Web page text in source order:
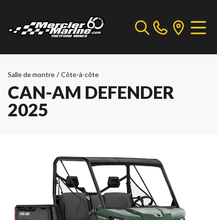
Salle de montre / Côte-à-côte
CAN-AM DEFENDER
2025